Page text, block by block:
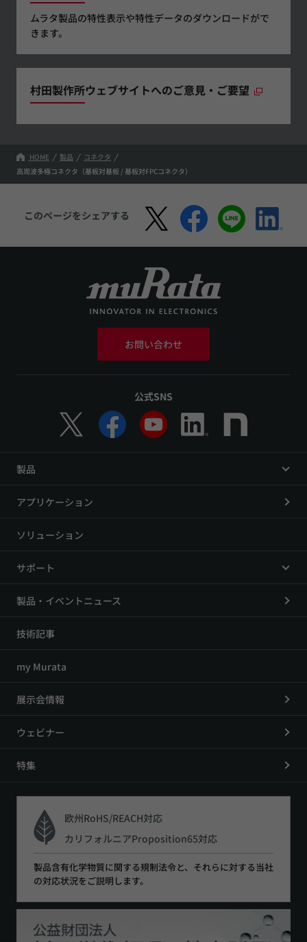
ムラタ製品の特性表示や特性データのダウンロードがで
きます。
村田製作所ウェブサイトへのご意見・ご要望
HOME 製品
コネクタ
高周波多極コネクタ（基板対基板 / 基板対FPCコネクタ）
このページをシェアする
お問い合わせ
公式SNS
製品
アプリケーション
ソリューション
サポート
製品・イベントニュース
技術記事
my Murata
展示会情報
ウェビナー
特集
欧州RoHS/REACH対応
カリフォルニアProposition65対応
製品含有化学物質に関する規制法令と、それらに対する当社
の対応状況をご説明します。